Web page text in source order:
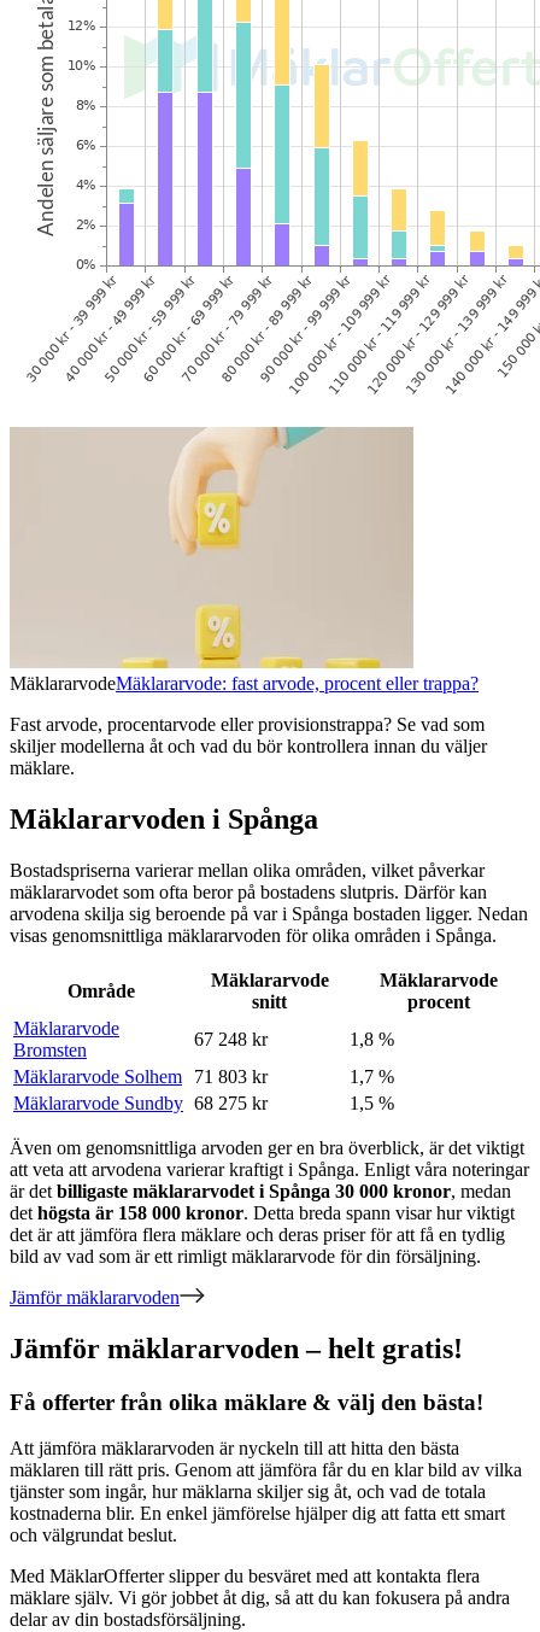
MäklararvodeMäklararvode: fast arvode, procent eller trappa?
Fast arvode, procentarvode eller provisionstrappa? Se vad som
skiljer modellerna åt och vad du bör kontrollera innan du väljer
mäklare.
Mäklararvoden i Spånga
Bostadspriserna varierar mellan olika områden, vilket påverkar
mäklararvodet som ofta beror på bostadens slutpris. Därför kan
arvodena skilja sig beroende på vari Spånga bostaden ligger. Nedan
visas genomsnittliga mäklararvoden för olika områden i Spånga.
Område
Mäklararvode
snitt
Mäklararvode
procent
Mäklararvode
Bromsten
67 248 kr
1,8 %
Mäklararvode Solhem
71 803 kr
1,7 %
Mäklararvode Sundby 68 275 kr 1,5 %
Även om genomsnittliga arvoden ger en bra överblick, är det viktigt
att veta att arvodena varierar kraftigt i Spånga. Enligt våra noteringar
är det billigaste mäklararvodet i Spånga 30 000 kronor, medan
det högsta är 158 000 kronor. Detta breda spann visar hur viktigt
det är att jämföra flera mäklare och deras priser för att få en tydlig
bild av vad som är ett rimligt mäklararvode för din försäljning.
Jämför mäklararvoden
Jämför mäklararvoden – helt gratis!
Få offerter från olika mäklare & välj den bästa!
Att jämföra mäklararvoden är nyckeln till att hitta den bästa
mäklaren till rätt pris. Genom att jämföra får du en klar bild av vilka
tjänster som ingår, hur mäklarna skiljer sig åt, och vad de totala
kostnaderna blir. En enkel jämförelse hjälper dig att fatta ett smart
och välgrundat beslut.
Med MäklarOfferter slipper du besväret med att kontakta flera
mäklare själv. Vi gör jobbet åt dig, så att du kan fokusera på andra
delar av din bostadsförsäljning.